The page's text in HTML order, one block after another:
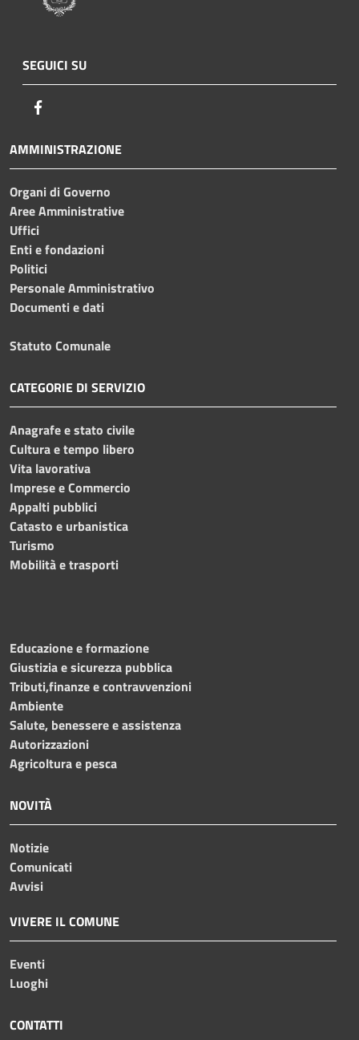
SEGUICI SU
AMMINISTRAZIONE
Organi di Governo
Aree Amministrative
Uffici
Enti e fondazioni
Politici
Personale Amministrativo
Documenti e dati
Statuto Comunale
CATEGORIE DI SERVIZIO
Anagrafe e stato civile
Cultura e tempo libero
Vita lavorativa
Imprese e Commercio
Appalti pubblici
Catasto e urbanistica
Turismo
Mobilità e trasporti
Educazione e formazione
Giustizia e sicurezza pubblica
Tributi,finanze e contravvenzioni
Ambiente
Salute, benessere e assistenza
Autorizzazioni
Agricoltura e pesca
NOVITÀ
Notizie
Comunicati
Avvisi
VIVERE IL COMUNE
Eventi
Luoghi
CONTATTI